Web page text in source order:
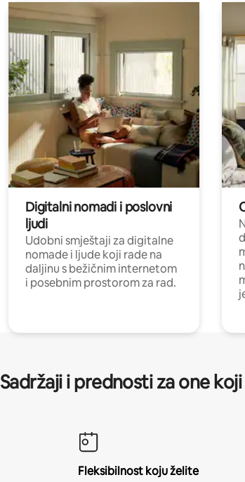
Digitalni nomadi i poslovni
ljudi
Udobni smještaji za digitalne
nomade i ljude koji rade na
daljinu s bežičnim internetom
i posebnim prostorom za rad.
Sadržaji i prednosti za one
Fleksibilnost koju želite